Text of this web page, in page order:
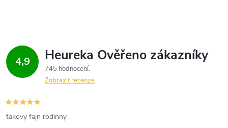
4,9
745 hodnocení
Zobrazit recenze
takovy fajn rodinny